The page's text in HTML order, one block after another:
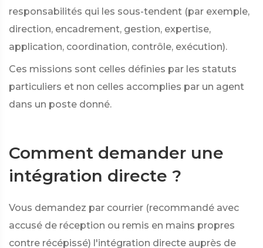
responsabilités qui les sous-tendent (par exemple,
direction, encadrement, gestion, expertise,
application, coordination, contrôle, exécution).
Ces missions sont celles définies par les statuts
particuliers et non celles accomplies par un agent
dans un poste donné.
Comment demander une
intégration directe ?
Vous demandez par courrier (recommandé avec
accusé de réception ou remis en mains propres
contre récépissé) l'intégration directe auprès de